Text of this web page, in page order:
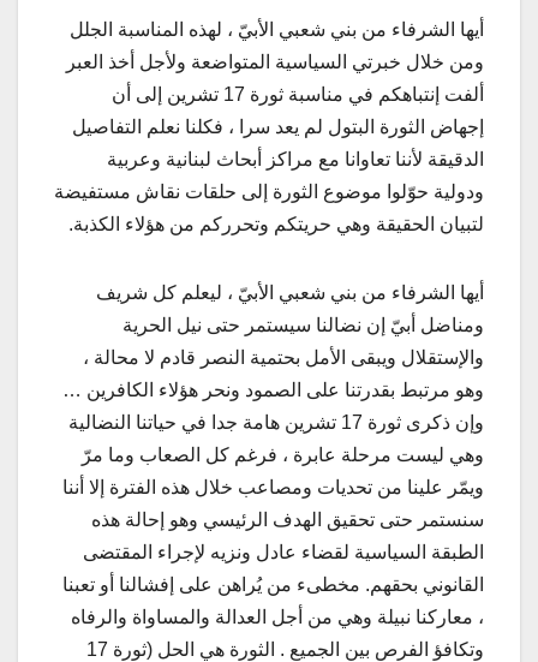
أيها الشرفاء من بني شعبي الأبيّ ، لهذه المناسبة الجلل
ومن خلال خبرتي السياسية المتواضعة ولأجل أخذ العبر
ألفت إنتباهكم في مناسبة ثورة 17 تشرين إلى أن
إجهاض الثورة البتول لم يعد سرا ، فكلنا نعلم التفاصيل
الدقيقة لأننا تعاوانا مع مراكز أبحاث لبنانية وعربية
ودولية حوّلوا موضوع الثورة إلى حلقات نقاش مستفيضة
لتبيان الحقيقة وهي حريتكم وتحرركم من هؤلاء الكذبة.
أيها الشرفاء من بني شعبي الأبيّ ، ليعلم كل شريف
ومناضل أبيّ إن نضالنا سيستمر حتى نيل الحرية
والإستقلال ويبقى الأمل بحتمية النصر قادم لا محالة ،
وهو مرتبط بقدرتنا على الصمود ونحر هؤلاء الكافرين …
وإن ذكرى ثورة 17 تشرين هامة جدا في حياتنا النضالية
وهي ليست مرحلة عابرة ، فرغم كل الصعاب وما مرّ
ويمّر علينا من تحديات ومصاعب خلال هذه الفترة إلا أننا
سنستمر حتى تحقيق الهدف الرئيسي وهو إحالة هذه
الطبقة السياسية لقضاء عادل ونزيه لإجراء المقتضى
القانوني بحقهم. مخطىء من يُراهن على إفشالنا أو تعبنا
، معاركنا نبيلة وهي من أجل العدالة والمساواة والرفاه
وتكافؤ الفرص بين الجميع . الثورة هي الحل (ثورة 17